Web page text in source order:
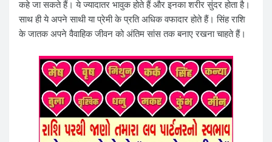
कहे जा सकते हैं। ये ज्यादातर भावुक होते हैं और इनका शरीर सुंदर होता है।
साथ ही ये अपने साथी या प्रेमी के प्रति अधिक वफादार होते हैं। सिंह राशि
के जातक अपने वैवाहिक जीवन को अंतिम सांस तक बनाए रखना चाहते हैं।